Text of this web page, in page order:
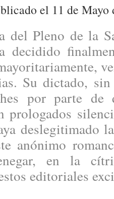
el 11 de Mayo
Pleno de la
decidido
Su dictado,
por parte
prologados
deslegitimado
anónimo
en la
editoriales